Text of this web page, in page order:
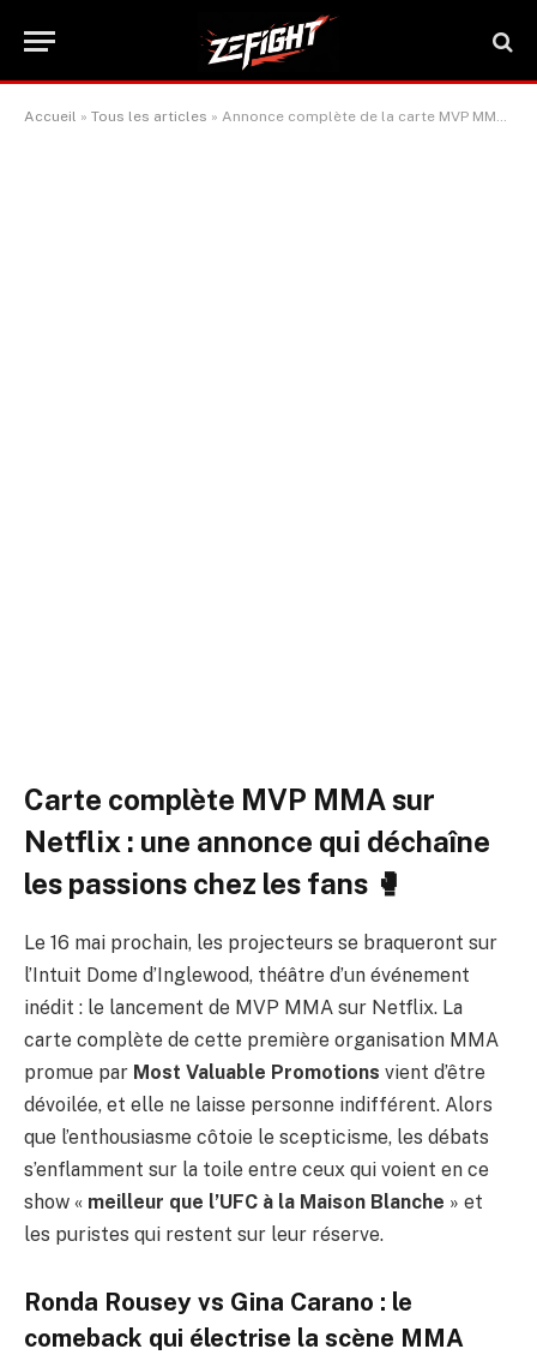
Accueil » Tous les articles » Annonce complète de la carte MVP MMA sur Netflix : les fans réagissent entre enthousiasme et scepticisme, certains la qualifiant de « meilleure que l’UFC à la Maison Blanche »
Carte complète MVP MMA sur
Netflix : une annonce qui déchaîne
les passions chez les fans 🥊
Le 16 mai prochain, les projecteurs se braqueront sur
l’Intuit Dome d’Inglewood, théâtre d’un événement
inédit : le lancement de MVP MMA sur Netflix. La
carte complète de cette première organisation MMA
promue par Most Valuable Promotions vient d’être
dévoilée, et elle ne laisse personne indifférent. Alors
que l’enthousiasme côtoie le scepticisme, les débats
s’enflamment sur la toile entre ceux qui voient en ce
show « meilleur que l’UFC à la Maison Blanche » et
les puristes qui restent sur leur réserve.
Ronda Rousey vs Gina Carano : le
comeback qui électrise la scène MMA